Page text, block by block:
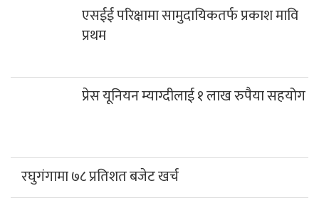
एसईई परिक्षामा सामुदायिकतर्फ प्रकाश मावि
प्रथम
प्रेस यूनियन म्याग्दीलाई १ लाख रुपैया सहयोग
रघुगंगामा ७८ प्रतिशत बजेट खर्च